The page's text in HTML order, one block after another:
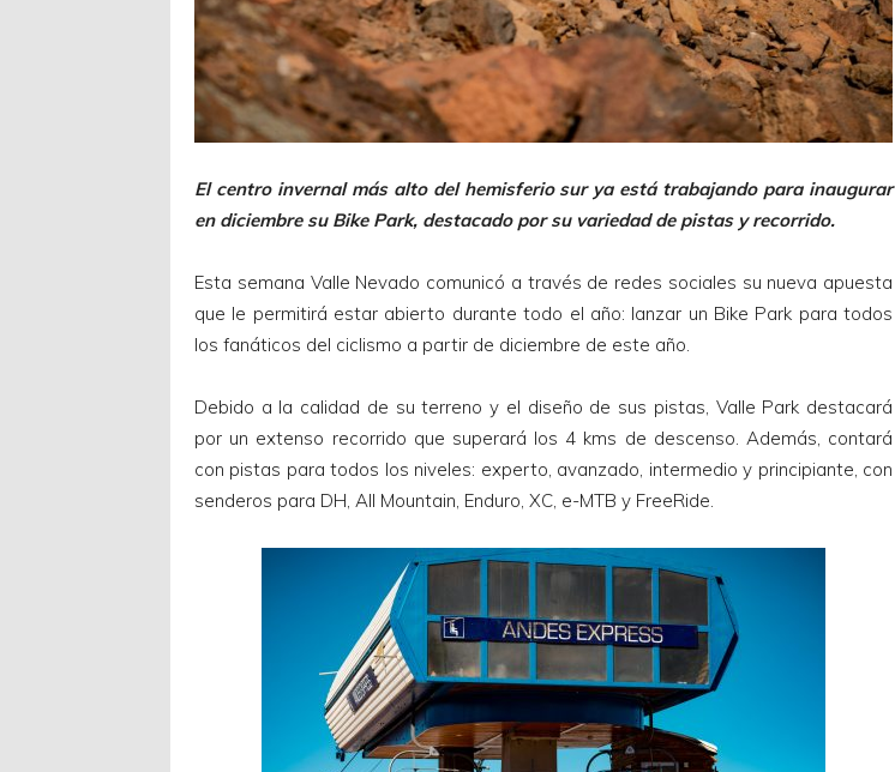
El centro invernal más alto del hemisferio sur ya está trabajando para inaugurar
en diciembre su Bike Park, destacado por su variedad de pistas y recorrido.
Esta semana Valle Nevado comunicó a través de redes sociales su nueva apuesta
que le permitirá estar abierto durante todo el año: lanzar un Bike Park para todos
los fanáticos del ciclismo a partir de diciembre de este año.
Debido a la calidad de su terreno y el diseño de sus pistas, Valle Park destacará
por un extenso recorrido que superará los 4 kms de descenso. Además, contará
con pistas para todos los niveles: experto, avanzado, intermedio y principiante, con
senderos para DH, All Mountain, Enduro, XC, e-MTB y FreeRide.